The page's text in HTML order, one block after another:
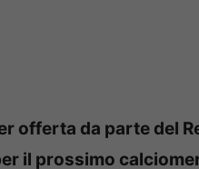
offerta da parte del
il prossimo